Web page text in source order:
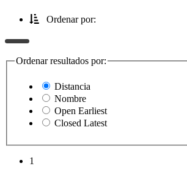
Ordenar por:
Ordenar resultados por:
Distancia
Nombre
Open Earliest
Closed Latest
1